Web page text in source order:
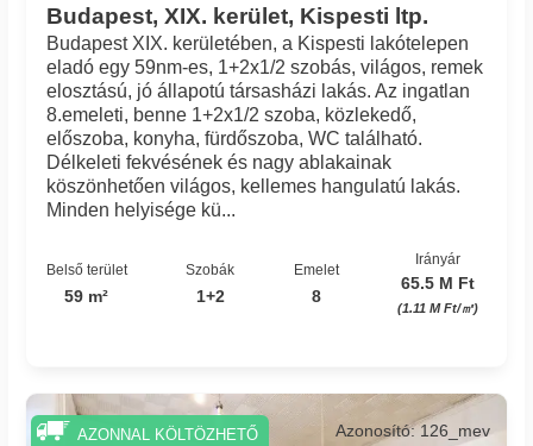
Budapest, XIX. kerület, Kispesti ltp.
Budapest XIX. kerületében, a Kispesti lakótelepen
eladó egy 59nm-es, 1+2x1/2 szobás, világos, remek
elosztású, jó állapotú társasházi lakás. Az ingatlan
8.emeleti, benne 1+2x1/2 szoba, közlekedő,
előszoba, konyha, fürdőszoba, WC található.
Délkeleti fekvésének és nagy ablakainak
köszönhetően világos, kellemes hangulatú lakás.
Minden helyisége kü...
Belső terület
59 m²
Szobák
1+2
Emelet
8
Irányár
65.5 M Ft
(1.11 M Ft/㎡)
Azonosító: 126_mev
AZONNAL KÖLTÖZHETŐ